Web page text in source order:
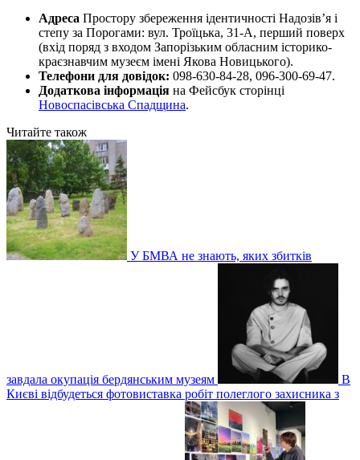
Адреса Простору збереження ідентичності Надозів’я і
степу за Порогами: вул. Троїцька, 31-А, перший поверх
(вхід поряд з входом Запорізьким обласним історико-
краєзнавчим музеєм імені Якова Новицького).
Телефони для довідок: 098-630-84-28, 096-300-69-47.
Додаткова інформація на Фейсбук сторінці
Новоспасівська Спадщина.
Читайте також
У БМВА не знають, яких збитків
завдала окупація бердянським музеям
В
Києві відбудеться фотовиставка робіт полеглого захисника з